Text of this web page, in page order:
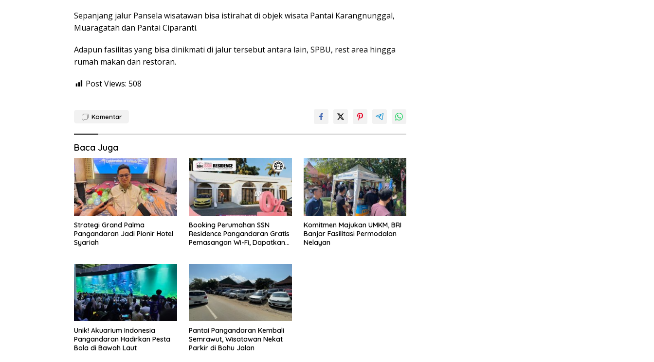
Sepanjang jalur Pansela wisatawan bisa istirahat di objek wisata Pantai Karangnunggal,
Muaragatah dan Pantai Ciparanti.
Adapun fasilitas yang bisa dinikmati di jalur tersebut antara lain, SPBU, rest area hingga
rumah makan dan restoran.
Post Views: 508
Komentar
Baca Juga
Strategi Grand Palma
Pangandaran Jadi Pionir Hotel
Syariah
Booking Perumahan SSN
Residence Pangandaran Gratis
Pemasangan Wi-Fi, Dapatkan
Komitmen Majukan UMKM, BRI
Banjar Fasilitasi Permodalan
Nelayan
Unik! Akuarium Indonesia
Pangandaran Hadirkan Pesta
Bola di Bawah Laut
Pantai Pangandaran Kembali
Semrawut, Wisatawan Nekat
Parkir di Bahu Jalan